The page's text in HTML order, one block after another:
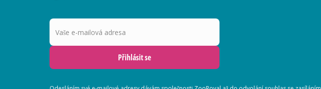
Vaše e-mailová adresa
Přihlásit se